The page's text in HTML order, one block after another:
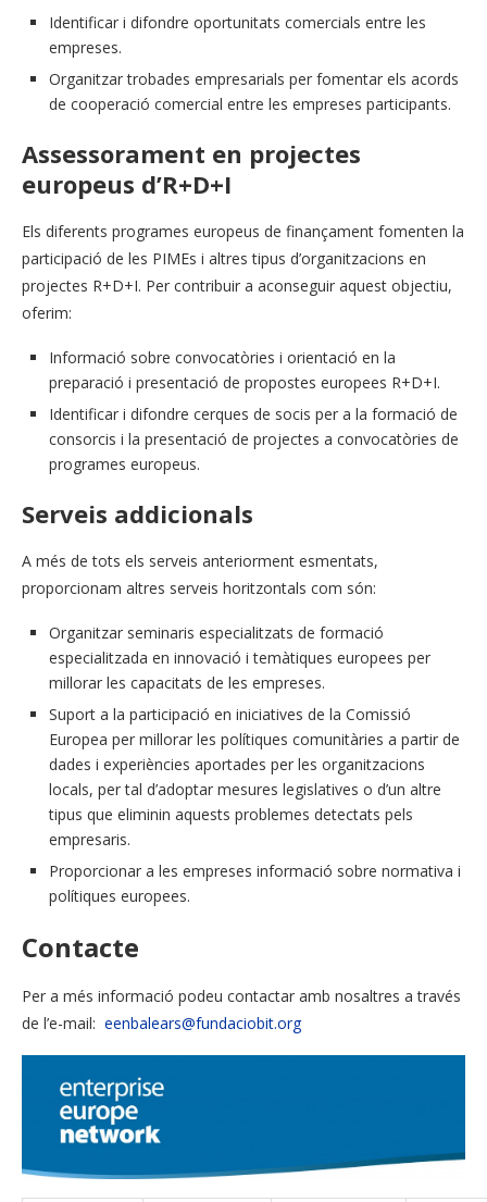
Identificar i difondre oportunitats comercials entre les
empreses.
Organitzar trobades empresarials per fomentar els acords
de cooperació comercial entre les empreses participants.
Assessorament en projectes
europeus d’R+D+I
Els diferents programes europeus de finançament fomenten la
participació de les PIMEs i altres tipus d’organitzacions en
projectes R+D+I. Per contribuir a aconseguir aquest objectiu,
oferim:
Informació sobre convocatòries i orientació en la
preparació i presentació de propostes europees R+D+I.
Identificar i difondre cerques de socis per a la formació de
consorcis i la presentació de projectes a convocatòries de
programes europeus.
Serveis addicionals
A més de tots els serveis anteriorment esmentats,
proporcionam altres serveis horitzontals com són:
Organitzar seminaris especialitzats de formació
especialitzada en innovació i temàtiques europees per
millorar les capacitats de les empreses.
Suport a la participació en iniciatives de la Comissió
Europea per millorar les polítiques comunitàries a partir de
dades i experiències aportades per les organitzacions
locals, per tal d’adoptar mesures legislatives o d’un altre
tipus que eliminin aquests problemes detectats pels
empresaris.
Proporcionar a les empreses informació sobre normativa i
polítiques europees.
Contacte
Per a més informació podeu contactar amb nosaltres a través
de l’e-mail: eenbalears@fundaciobit.org